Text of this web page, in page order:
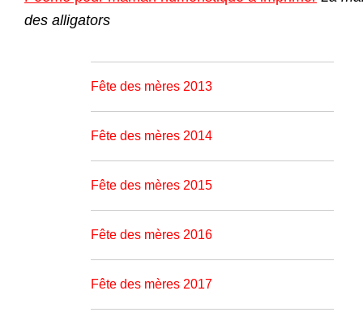
des alligators
Fête des mères 2013
Fête des mères 2014
Fête des mères 2015
Fête des mères 2016
Fête des mères 2017